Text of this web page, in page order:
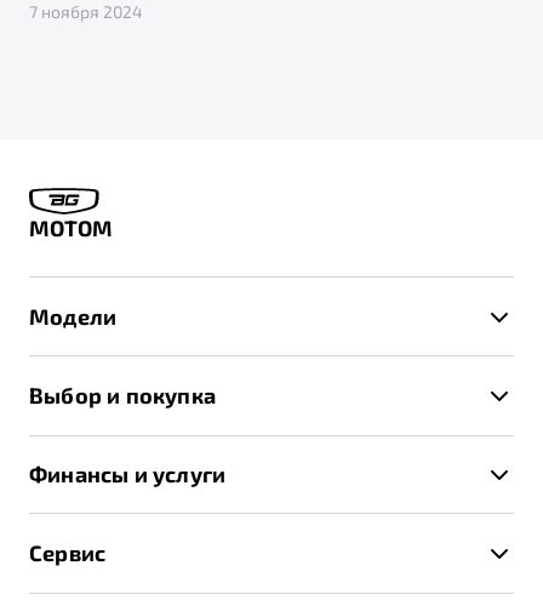
7 ноября 2024
МОТОМ
Модели
X70
Выбор и покупка
Спецпредложения и Акции
Записаться на тест-драйв
Получить предложение
Финансы и услуги
Трейд-ин
Сервис